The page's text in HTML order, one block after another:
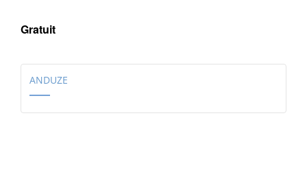
Gratuit
ANDUZE